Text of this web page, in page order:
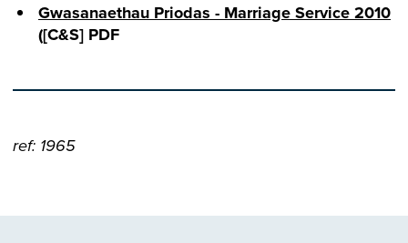
Gwasanaethau Priodas - Marriage Service 2010
([C&S] PDF
ref: 1965